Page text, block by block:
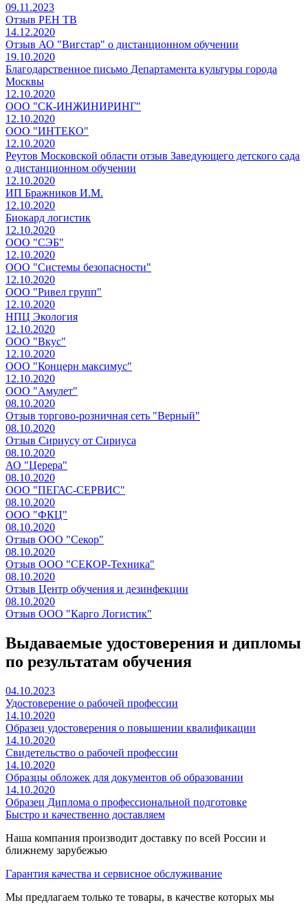
09.11.2023
Отзыв РЕН ТВ
14.12.2020
Отзыв АО "Вигстар" о дистанционном обучении
19.10.2020
Благодарственное письмо Департамента культуры города
Москвы
12.10.2020
ООО "СК-ИНЖИНИРИНГ"
12.10.2020
ООО "ИНТЕКО"
12.10.2020
Реутов Московской области отзыв Заведующего детского сада
о дистанционном обучении
12.10.2020
ИП Бражников И.М.
12.10.2020
Биокард логистик
12.10.2020
ООО "СЭБ"
12.10.2020
ООО "Системы безопасности"
12.10.2020
ООО "Ривел групп"
12.10.2020
НПЦ Экология
12.10.2020
ООО "Вкус"
12.10.2020
ООО "Концерн максимус"
12.10.2020
ООО "Амулет"
08.10.2020
Отзыв торгово-розничная сеть "Верный"
08.10.2020
Отзыв Сириусу от Сириуса
08.10.2020
АО "Церера"
08.10.2020
ООО "ПЕГАС-СЕРВИС"
08.10.2020
ООО "ФКЦ"
08.10.2020
Отзыв ООО "Секор"
08.10.2020
Отзыв ООО "СЕКОР-Техника"
08.10.2020
Отзыв Центр обучения и дезинфекции
08.10.2020
Отзыв ООО "Карго Логистик"
Выдаваемые удостоверения и дипломы
по результатам обучения
04.10.2023
Удостоверение о рабочей профессии
14.10.2020
Образец удостоверения о повышении квалификации
14.10.2020
Свидетельство о рабочей профессии
14.10.2020
Образцы обложек для документов об образовании
14.10.2020
Образец Диплома о профессиональной подготовке
Быстро и качественно доставляем
Наша компания производит доставку по всей России и
ближнему зарубежью
Гарантия качества и сервисное обслуживание
Мы предлагаем только те товары, в качестве которых мы